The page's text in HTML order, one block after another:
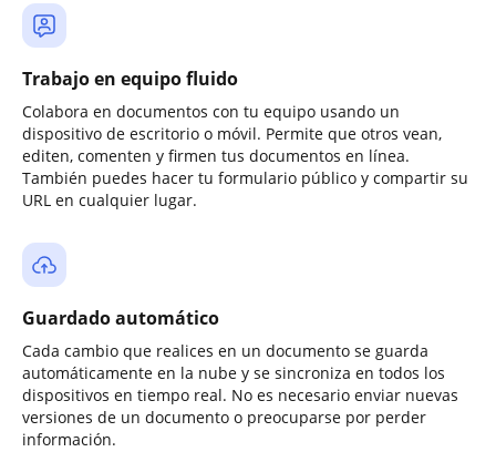
Trabajo en equipo fluido
Colabora en documentos con tu equipo usando un
dispositivo de escritorio o móvil. Permite que otros vean,
editen, comenten y firmen tus documentos en línea.
También puedes hacer tu formulario público y compartir su
URL en cualquier lugar.
Guardado automático
Cada cambio que realices en un documento se guarda
automáticamente en la nube y se sincroniza en todos los
dispositivos en tiempo real. No es necesario enviar nuevas
versiones de un documento o preocuparse por perder
información.